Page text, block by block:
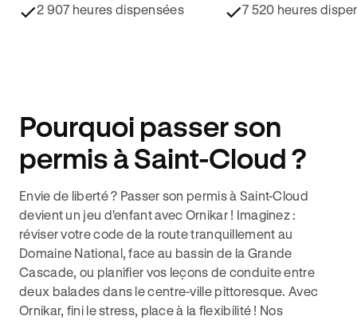
2 907 heures dispensées
7 520 heures
Pourquoi passer son
permis à Saint-Cloud ?
Envie de liberté ? Passer son permis à Saint-Cloud
devient un jeu d'enfant avec Ornikar ! Imaginez :
réviser votre code de la route tranquillement au
Domaine National, face au bassin de la Grande
Cascade, ou planifier vos leçons de conduite entre
deux balades dans le centre-ville pittoresque. Avec
Ornikar, fini le stress, place à la flexibilité ! Nos